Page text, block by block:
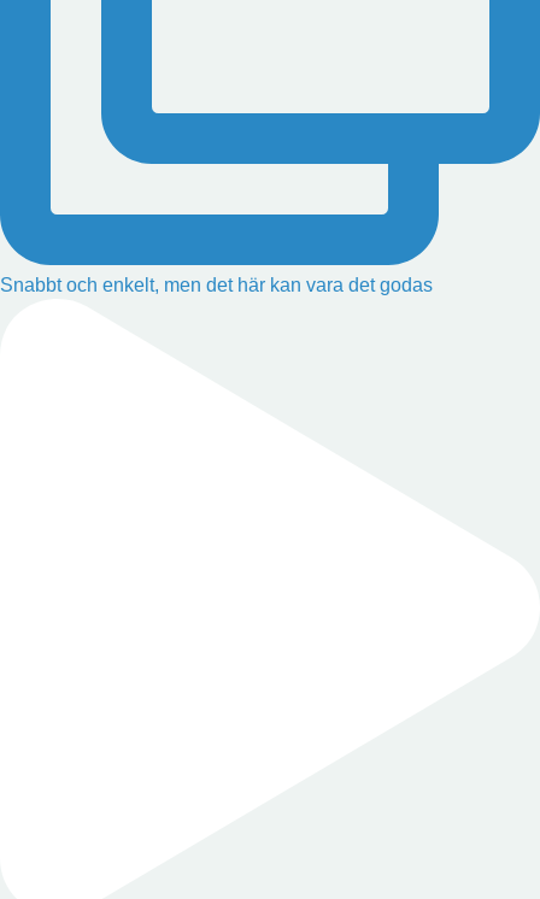
Snabbt och enkelt, men det här kan vara det godas